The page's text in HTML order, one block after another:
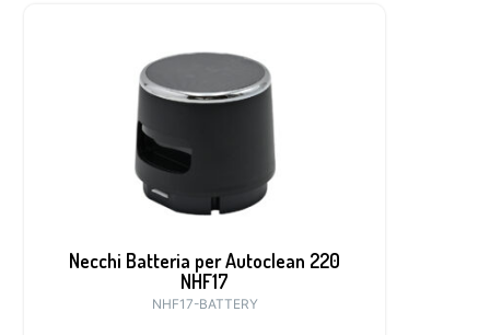
Necchi Batteria per Autoclean 220
NHF17
NHF17-BATTERY